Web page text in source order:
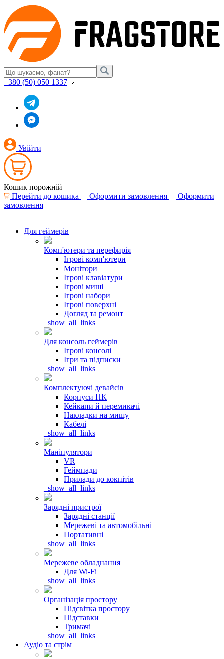
+380 (50) 050 1337
Увійти
Кошик порожній
Перейти до кошика
Оформити замовлення
Оформити
замовлення
Для геймерів
Комп'ютери та перефирія
Ігрові комп'ютери
Монітори
Ігрові клавіатури
Ігрові миші
Ігрові набори
Ігрові поверхні
Догляд та ремонт
_show_all_links
Для консоль геймерів
Ігрові консолі
Ігри та підписки
_show_all_links
Комплектуючі девайсів
Корпуси ПК
Кейкапи й перемикачі
Накладки на мишу
Кабелі
_show_all_links
Маніпулятори
VR
Геймпади
Прилади до кокпітів
_show_all_links
Зарядні пристрої
Зарядні станції
Мережеві та автомобільні
Портативні
_show_all_links
Мережеве обладнання
Для Wi-Fi
_show_all_links
Організація простору
Підсвітка простору
Підставки
Тримачі
_show_all_links
Аудіо та стрім